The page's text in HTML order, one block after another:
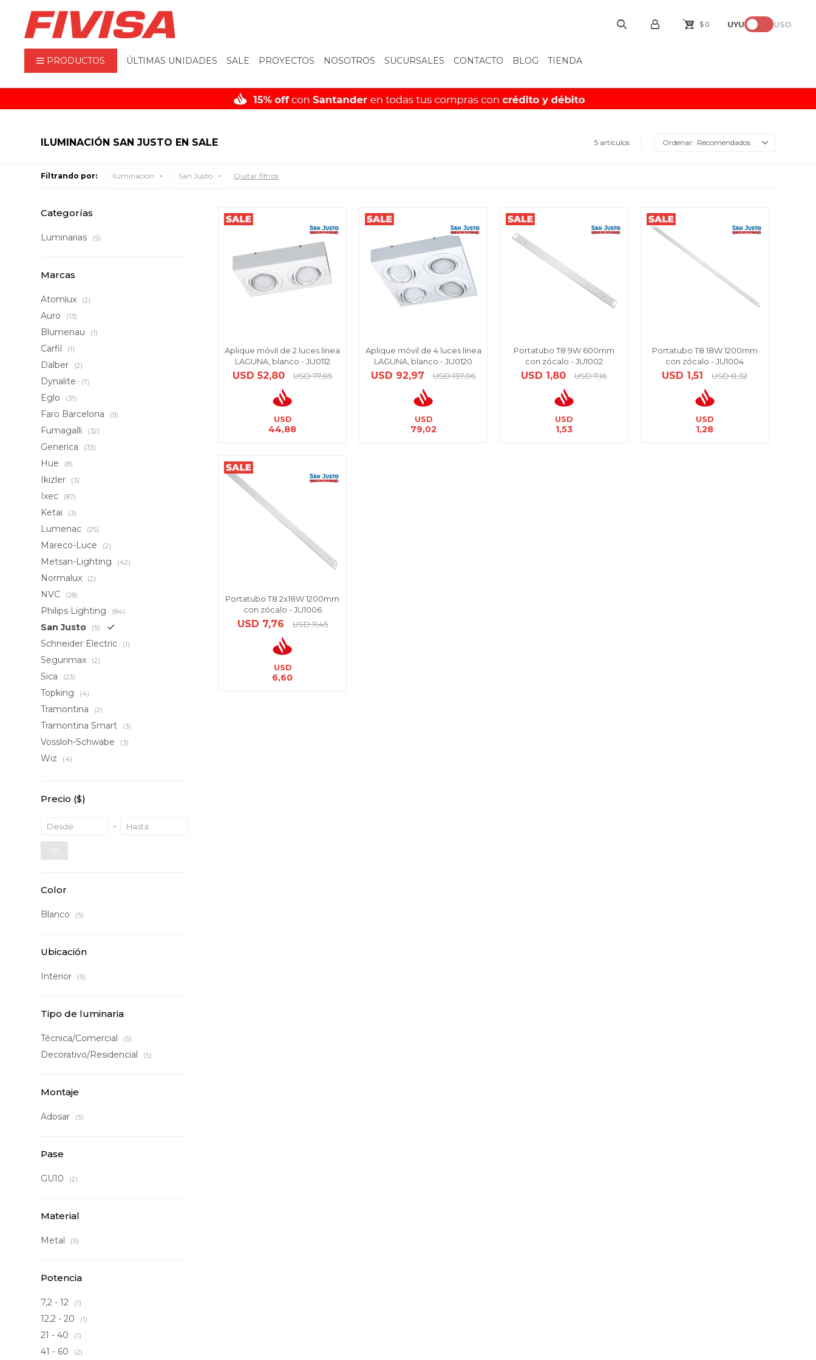
PRODUCTOS ÚLTIMAS UNIDADES SALE PROYECTOS NOSOTROS SUCURSALES CONTACTO BLOG TIENDA
$ 0 UYU USD
ILUMINACIÓN SAN JUSTO EN SALE 5 artículos Recomendados
Filtrando por: Iluminación San Justo Quitar filtros
Aplique móvil de 2 luces línea
LAGUNA, blanco - JU0112
USD 52,80 USD 77,85
USD
44,88
Aplique móvil de 4 luces línea
LAGUNA, blanco - JU0120
USD 92,97 USD 137,06
USD
79,02
Portatubo T8 9W 600mm
con zócalo - JU1002
USD 1,80 USD 7,16
USD
1,53
Portatubo T8 18W 1200mm
con zócalo - JU1004
USD 1,51 USD 8,32
USD
1,28
Portatubo T8 2x18W 1200mm
con zócalo - JU1006
USD 7,76 USD 11,45
USD
6,60
Categorías
Luminarias (5)
Marcas
Atomlux (2)
Auro (13)
Blumenau (1)
Carfil (1)
Dalber (2)
Dynalite (7)
Eglo (31)
Faro Barcelona (9)
Fumagalli (32)
Generica (33)
Hue (8)
Ikizler (3)
Ixec (87)
Ketai (3)
Lumenac (25)
Mareco-Luce (2)
Metsan-Lighting (42)
Normalux (2)
NVC (28)
Philips Lighting (84)
San Justo (5)
Schneider Electric (1)
Segurimax (2)
Sica (23)
Topking (4)
Tramontina (2)
Tramontina Smart (3)
Vossloh-Schwabe (3)
Wiz (4)
Precio ($)
OK
Color
Blanco (5)
Ubicación
Interior (5)
Tipo de luminaria
Técnica/Comercial (5)
Decorativo/Residencial (5)
Montaje
Adosar (5)
Pase
GU10 (2)
Material
Metal (5)
Potencia
7,2 - 12 (1)
12,2 - 20 (1)
21 - 40 (1)
41 - 60 (2)